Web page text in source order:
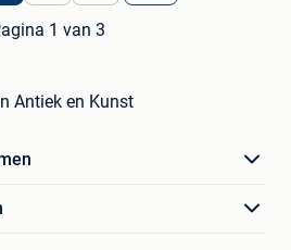
1 van 3
Antiek en Kunst